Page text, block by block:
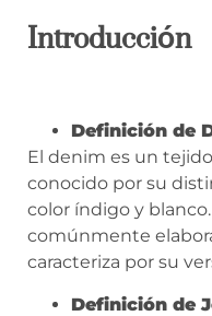
Introducción
Definición de
El denim es un
conocido por su
color índigo y
comúnmente
caracteriza por su
Definición de